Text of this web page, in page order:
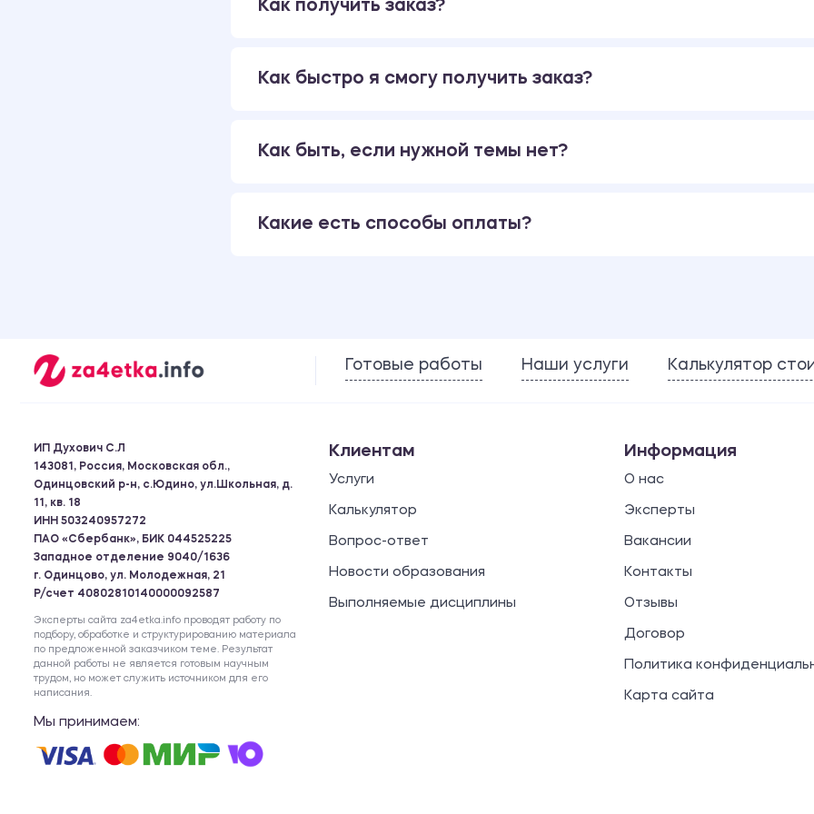
Как получить заказ?
Как быстро я смогу получить заказ?
Как быть, если нужной темы нет?
Какие есть способы оплаты?
Готовые работы Наши услуги Калькулятор
ИП Духович С.Л
143081, Россия, Московская обл.,
Одинцовский р-н, с.Юдино, ул.Школьная, д.
11, кв. 18
ИНН 503240957272
ПАО «Сбербанк», БИК 044525225
Западное отделение 9040/1636
г. Одинцово, ул. Молодежная, 21
Р/счет 40802810140000092587
Эксперты сайта za4etka.info проводят работу по
подбору, обработке и структурированию материала
по предложенной заказчиком теме. Результат
данной работы не является готовым научным
трудом, но может служить источником для его
написания.
Мы принимаем:
Клиентам
Услуги
Калькулятор
Вопрос-ответ
Новости образования
Выполняемые дисциплины
Информация
О нас
Эксперты
Вакансии
Контакты
Отзывы
Договор
Политика
Карта сайта